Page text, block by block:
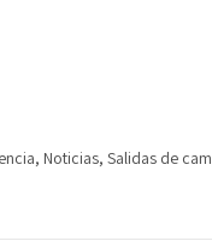
, Noticias, Salidas de